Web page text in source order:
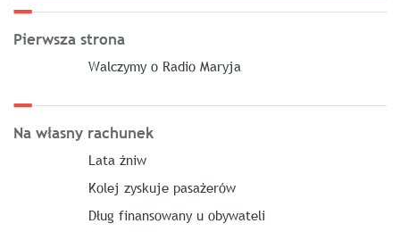
Pierwsza strona
Walczymy o Radio Maryja
Na własny rachunek
Lata żniw
Kolej zyskuje pasażerów
Dług finansowany u obywateli